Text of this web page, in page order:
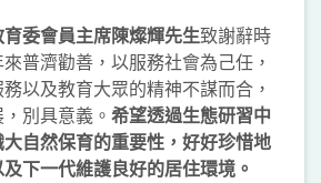
委會員主席陳燦輝先生致謝辭時
普濟勸善，以服務社會為己任，
以及教育大眾的精神不謀而合，
別具意義。 希望透過生態研習中
自然保育的重要性，好好珍惜地
下一代維護良好的居住環境 。